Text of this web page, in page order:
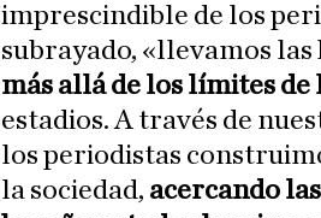
imprescindible de los
subrayado, «llevamos
más allá de los límites de
estadios. A través de
los periodistas
la sociedad, acercando